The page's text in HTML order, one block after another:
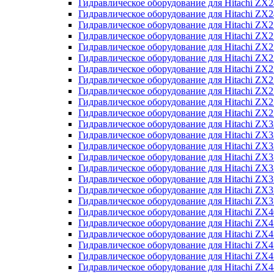
Гидравлическое оборудование для Hitachi
Гидравлическое оборудование для Hitachi
Гидравлическое оборудование для Hitachi
Гидравлическое оборудование для Hitachi
Гидравлическое оборудование для Hitachi
Гидравлическое оборудование для Hitachi
Гидравлическое оборудование для Hitachi
Гидравлическое оборудование для Hitachi
Гидравлическое оборудование для Hitachi
Гидравлическое оборудование для Hitachi
Гидравлическое оборудование для Hitachi
Гидравлическое оборудование для Hitachi
Гидравлическое оборудование для Hitachi
Гидравлическое оборудование для Hitachi
Гидравлическое оборудование для Hitachi
Гидравлическое оборудование для Hitachi
Гидравлическое оборудование для Hitachi
Гидравлическое оборудование для Hitachi
Гидравлическое оборудование для Hitachi
Гидравлическое оборудование для Hitachi
Гидравлическое оборудование для Hitachi
Гидравлическое оборудование для Hitachi
Гидравлическое оборудование для Hitachi
Гидравлическое оборудование для Hitachi
Гидравлическое оборудование для Hitachi